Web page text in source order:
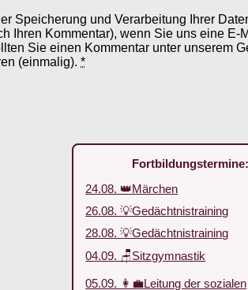
Speicherung und Verarbeitung Ihrer
Ihren Kommentar), wenn Sie uns eine
Sie einen Kommentar unter unserem
(einmalig). *
Fortbildungstermine:
24.08. 👑Märchen
26.08. 💡Gedächtnistraining
28.08. 💡Gedächtnistraining
04.09. 🪑Sitzgymnastik
05.09. 👩‍💼Leitung der sozialen